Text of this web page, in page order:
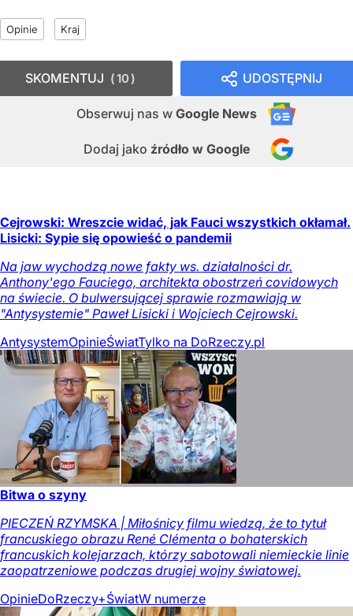
Opinie Kraj
UDOSTĘPNIJ
Obserwuj nas w Google News
Dodaj jako źródło w Google
SKOMENTUJ 10
Cejrowski: Wreszcie widać, jak Fauci wszystkich okłamał.
Lisicki: Sypie się opowieść o pandemii
Na jaw wychodzą nowe fakty ws. działalności dr.
Anthony'ego Fauciego, architekta obostrzeń covidowych
na świecie. O bulwersującej sprawie rozmawiają w
"Antysystemie" Paweł Lisicki i Wojciech Cejrowski.
AntysystemOpinieŚwiatTylko na DoRzeczy.pl
Bitwa o szyny
PIECZEŃ RZYMSKA | Miłośnicy filmu wiedzą, że to tytuł
francuskiego obrazu René Clémenta o bohaterskich
francuskich kolejarzach, którzy sabotowali niemieckie linie
zaopatrzeniowe podczas drugiej wojny światowej.
OpinieDoRzeczy+ŚwiatW numerze